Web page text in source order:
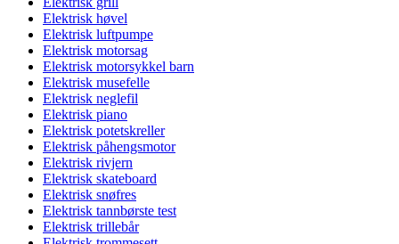
Elektrisk høvel
Elektrisk luftpumpe
Elektrisk motorsag
Elektrisk motorsykkel barn
Elektrisk musefelle
Elektrisk neglefil
Elektrisk piano
Elektrisk potetskreller
Elektrisk påhengsmotor
Elektrisk rivjern
Elektrisk skateboard
Elektrisk snøfres
Elektrisk tannbørste test
Elektrisk trillebår